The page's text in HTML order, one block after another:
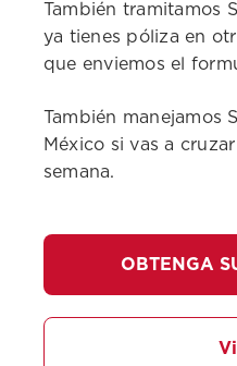
También tramitamos
ya tienes póliza en
que enviemos el
También manejamos
México si vas a
semana.
OBTENGA